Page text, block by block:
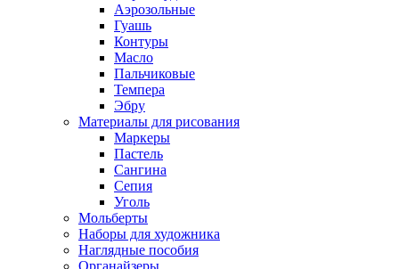
Аэрозольные
Гуашь
Контуры
Масло
Пальчиковые
Темпера
Эбру
Материалы для рисования
Маркеры
Пастель
Сангина
Сепия
Уголь
Мольберты
Наборы для художника
Наглядные пособия
Органайзеры